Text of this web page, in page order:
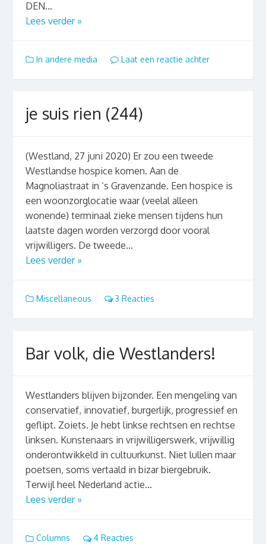
DEN...
Lees verder »
In andere media Laat een reactie achter
je suis rien (244)
(Westland, 27 juni 2020) Er zou een tweede
Westlandse hospice komen. Aan de
Magnoliastraat in ‘s Gravenzande. Een hospice is
een woonzorglocatie waar (veelal alleen
wonende) terminaal zieke mensen tijdens hun
laatste dagen worden verzorgd door vooral
vrijwilligers. De tweede...
Lees verder »
Miscellaneous 3 Reacties
Bar volk, die Westlanders!
Westlanders blijven bijzonder. Een mengeling van
conservatief, innovatief, burgerlijk, progressief en
geflipt. Zoiets. Je hebt linkse rechtsen en rechtse
linksen. Kunstenaars in vrijwilligerswerk, vrijwillig
onderontwikkeld in cultuurkunst. Niet lullen maar
poetsen, soms vertaald in bizar biergebruik.
Terwijl heel Nederland actie...
Lees verder »
Columns 4 Reacties